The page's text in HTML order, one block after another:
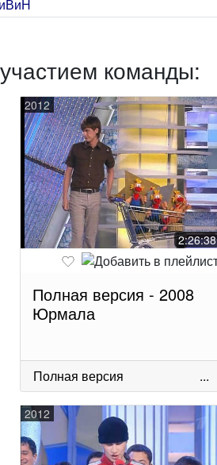
команды:
2012
2:26:38
Полная версия - 2008
Юрмала
Полная версия ...
2012